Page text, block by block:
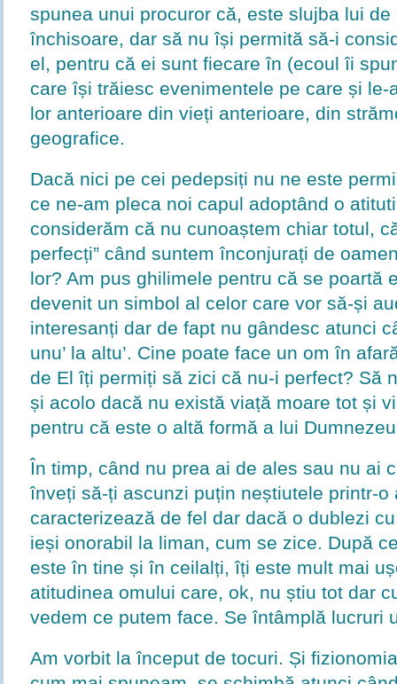
spunea unui procuror că, este slujba lui
închisoare, dar să nu își permită să-i
el, pentru că ei sunt fiecare în (ecoul îi
care își trăiesc evenimentele pe care și le-
lor anterioare din vieți anterioare, din
geografice.
Dacă nici pe cei pedepsiți nu ne este
ce ne-am pleca noi capul adoptând o
considerăm că nu cunoaștem chiar totul,
perfecți” când suntem înconjurați de
lor? Am pus ghilimele pentru că se poartă
devenit un simbol al celor care vor să-și
interesanți dar de fapt nu gândesc atunci
unu’ la altu’. Cine poate face un om în
de El îți permiți să zici că nu-i perfect? Să
și acolo dacă nu există viață moare tot și
pentru că este o altă formă a lui
În timp, când nu prea ai de ales sau nu ai
înveți să-ți ascunzi puțin neștiutele printr-o
caracterizează de fel dar dacă o dublezi
ieși onorabil la liman, cum se zice. După
este în tine și în ceilalți, îți este mult mai
atitudinea omului care, ok, nu știu tot dar
vedem ce putem face. Se întâmplă lucruri
Am vorbit la început de tocuri. Și